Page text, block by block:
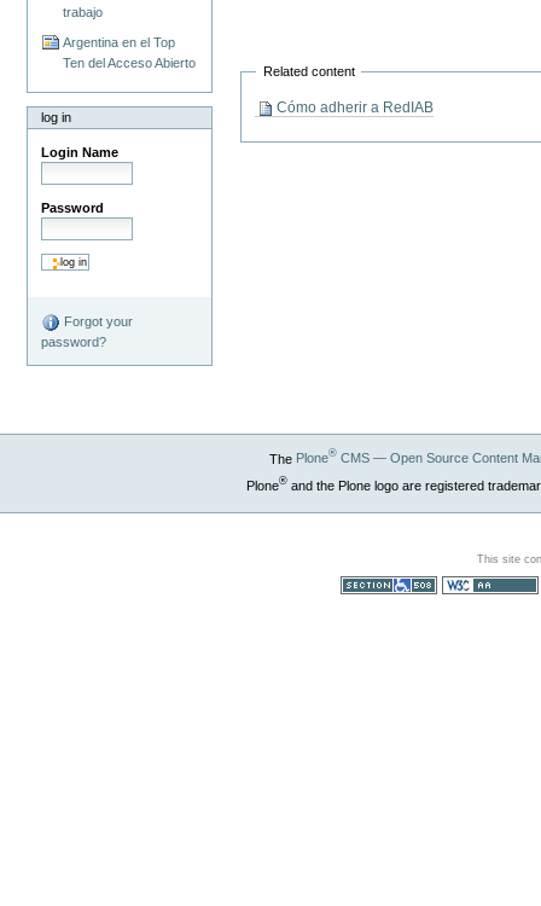
trabajo
Argentina en el Top
Ten del Acceso Abierto
log in
Login Name
Password
Forgot your
password?
Related content
Cómo adherir a RedIAB
The Plone®CMS — Open Source Content
Plone®and the Plone logo are registered
This site